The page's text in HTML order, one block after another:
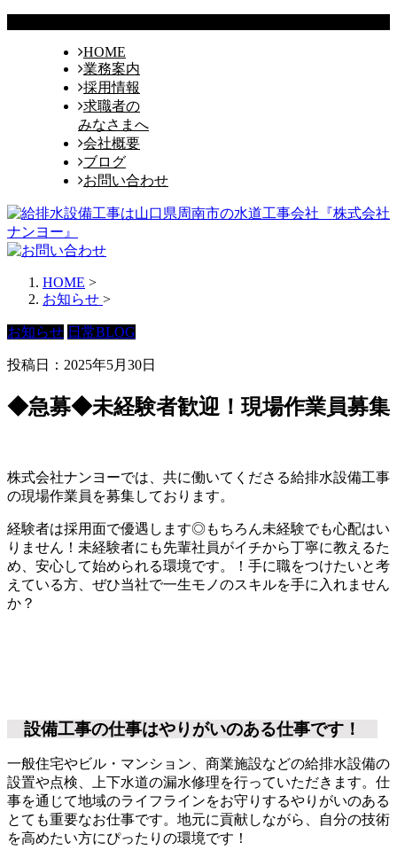
HOME
業務案内
採用情報
求職者の
みなさまへ
会社概要
ブログ
お問い合わせ
HOME >
お知らせ >
お知らせ 日常BLOG
投稿日：2025年5月30日
◆急募◆未経験者歓迎！現場作業員募集
株式会社ナンヨーでは、共に働いてくださる給排水設備工事
の現場作業員を募集しております。
経験者は採用面で優遇します◎もちろん未経験でも心配はい
りません！未経験者にも先輩社員がイチから丁寧に教えるた
め、安心して始められる環境です。！手に職をつけたいと考
えている方、ぜひ当社で一生モノのスキルを手に入れません
か？
設備工事の仕事はやりがいのある仕事です！
一般住宅やビル・マンション、商業施設などの給排水設備の
設置や点検、上下水道の漏水修理を行っていただきます。仕
事を通じて地域のライフラインをお守りするやりがいのある
とても重要なお仕事です。地元に貢献しながら、自分の技術
を高めたい方にぴったりの環境です！